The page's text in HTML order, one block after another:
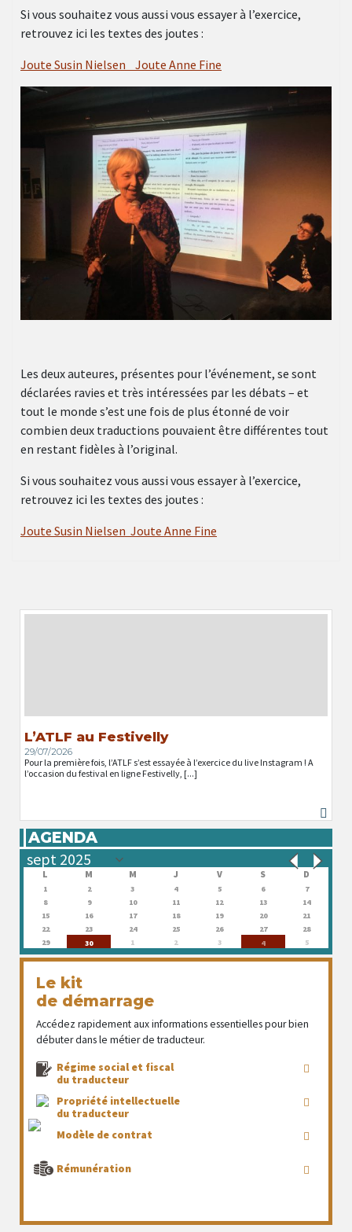
Si vous souhaitez vous aussi vous essayer à l’exercice,
retrouvez ici les textes des joutes :
Joute Susin Nielsen Joute Anne Fine
Les deux auteures, présentes pour l’événement, se sont
déclarées ravies et très intéressées par les débats – et
tout le monde s’est une fois de plus étonné de voir
combien deux traductions pouvaient être différentes tout
en restant fidèles à l’original.
Si vous souhaitez vous aussi vous essayer à l’exercice,
retrouvez ici les textes des joutes :
Joute Susin Nielsen Joute Anne Fine
L’ATLF au Festivelly
29/07/2026
Pour la première fois, l’ATLF s’est essayée à l’exercice du live Instagram ! A
l’occasion du festival en ligne Festivelly, [...]
AGENDA
L M M J V S D
1 2 3 4 5 6
7
8
9 10 11 12 13
14
15
16 17 18 19 20
21
22
23 24 25 26 27
28
29
30 1 2 3 4 5
Le kit
de démarrage
Accédez rapidement aux informations essentielles pour bien
débuter dans le métier de traducteur.
Régime social et fiscal
du traducteur
Propriété intellectuelle
du traducteur
Modèle de contrat
Rémunération